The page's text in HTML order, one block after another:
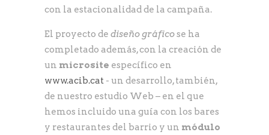
con la estacionalidad de la campaña.
El proyecto de diseño gráficose ha
completado además, con la creación de
un microsite específico en
www.acib.cat - un desarrollo, también,
de nuestro estudio Web – en el que
hemos incluido una guía con los bares
y restaurantes del barrio y un módulo